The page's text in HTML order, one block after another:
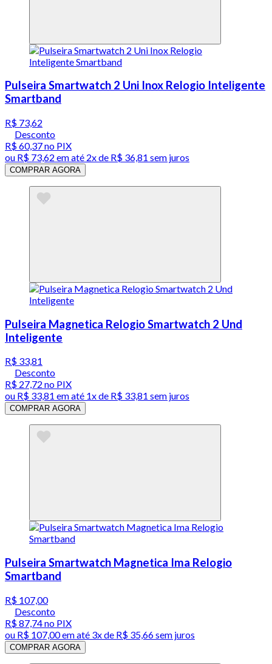
Pulseira Smartwatch 2 Uni Inox Relogio Inteligente
Smartband
R$ 73,62
Desconto
R$ 60,37no PIX
ou R$ 73,62 em até 2x de R$ 36,81 sem juros
COMPRAR AGORA
Pulseira Magnetica Relogio Smartwatch 2 Und
Inteligente
R$ 33,81
Desconto
R$ 27,72 no PIX
ou R$ 33,81 em até 1x de R$ 33,81 sem juros
COMPRAR AGORA
Pulseira Smartwatch Magnetica Ima Relogio
Smartband
R$ 107,00
Desconto
R$ 87,74no PIX
ou R$ 107,00em até 3x de R$ 35,66 sem juros
COMPRAR AGORA